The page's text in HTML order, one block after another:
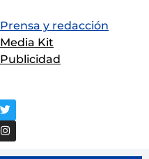
Prensa y redacción
Media Kit
Publicidad